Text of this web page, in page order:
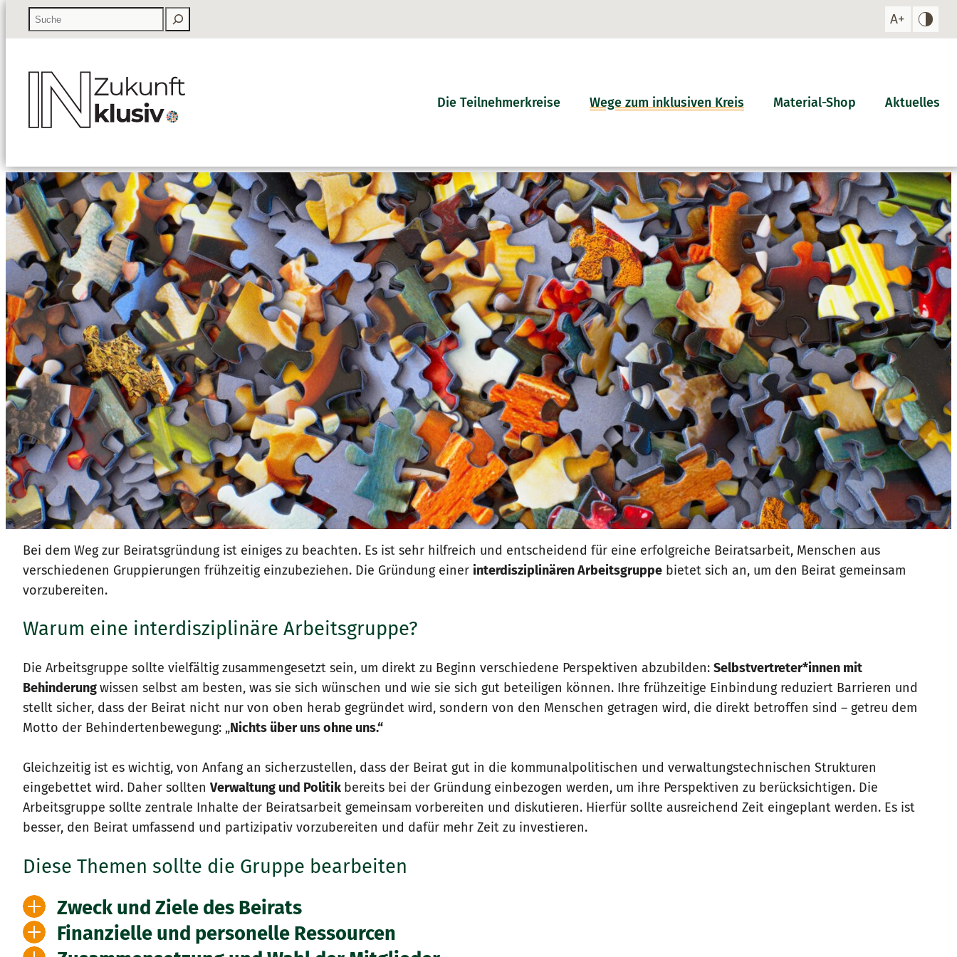
Die Teilnehmerkreise
Kreis Kleve
Kreis Unna
Der Teilnehmer-Kreis plus
Wege zum inklusiven Kreis
Kreis-Inklusionsbeirat
Beiratsarbeit langfristig
Material-Shop Aktuelles
Bei dem Weg zur Beiratsgründung ist einiges zu beachten. Es ist sehr hilfreich und entscheidend für eine erfolgreiche Beiratsarbeit, Menschen aus
verschiedenen Gruppierungen frühzeitig einzubeziehen. Die Gründung einerinterdisziplinären Arbeitsgruppe bietet sich an, um den Beirat gemeinsam
vorzubereiten.
Warum eine interdisziplinäre Arbeitsgruppe?
Die Arbeitsgruppe sollte vielfältig zusammengesetzt sein, um direkt zu Beginn verschiedene Perspektiven abzubilden:Selbstvertreter*innen mit
Behinderungwissen selbst am besten, was sie sich wünschen und wie sie sich gut beteiligen können. Ihre frühzeitige Einbindung reduziert Barrieren und
stellt sicher, dass der Beirat nicht nur von oben herab gegründet wird, sondern von den Menschen getragen wird, die direkt betroffen sind – getreu dem
Motto der Behindertenbewegung: „Nichts über uns ohne uns.“
Gleichzeitig ist es wichtig, von Anfang an sicherzustellen, dass der Beirat gut in die kommunalpolitischen und verwaltungstechnischen Strukturen
eingebettet wird. Daher solltenVerwaltung und Politik bereits bei der Gründung einbezogen werden, um ihre Perspektiven zu berücksichtigen. Die
Arbeitsgruppe sollte zentrale Inhalte der Beiratsarbeit gemeinsam vorbereiten und diskutieren. Hierfür sollte ausreichend Zeit eingeplant werden. Es ist
besser, den Beirat umfassend und partizipativ vorzubereiten und dafür mehr Zeit zu investieren.
Diese Themen sollte die Gruppe bearbeiten
Zweck und Ziele des Beirats
Die Arbeitsgruppe sollte sich intensiv darüber verständigen, welche konkreten Ziele der Beirat verfolgen soll. Dies ist besonders auf Kreisebene von
Finanzielle und personelle Ressourcen